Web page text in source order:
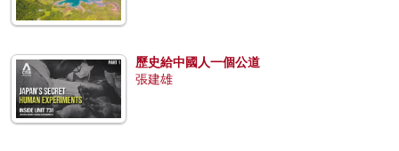
歷史給中國人一個公道
張建雄